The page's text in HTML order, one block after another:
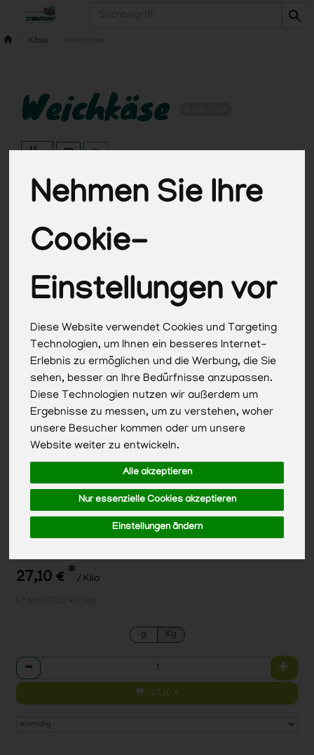
Nehmen Sie Ihre
Cookie-
Einstellungen vor
Diese Website verwendet Cookies und Targeting
Technologien, um Ihnen ein besseres Internet-
Erlebnis zu ermöglichen und die Werbung, die Sie
sehen, besser an Ihre Bedürfnisse anzupassen.
Diese Technologien nutzen wir außerdem um
Ergebnisse zu messen, um zu verstehen, woher
unsere Besucher kommen oder um unsere
Website weiter zu entwickeln.
Alle akzeptieren
Nur essenzielle Cookies akzeptieren
Einstellungen ändern
Käse
Weichkäse
Brie
27,10 € * / Kilo
g Kg
Anzahl
27,10 €